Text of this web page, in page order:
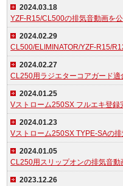
2024.03.18
YZF-R15/CL500の排気音動画を公
2024.02.29
CL500/ELIMINATOR/YZF-R15/
2024.02.27
CL250用ラジエターコアガード適
2024.01.25
Vストローム250SX フルエキ登録
2024.01.23
Vストローム250SX TYPE-SAの
2024.01.05
CL250用スリップオンの排気音動
2023.12.26